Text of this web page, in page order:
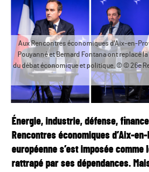
Aux Rencontres économiques d’Aix-en-
Pouyanné et Bernard Fontana ont replacé
du débat économique et politique. © © 26e
Énergie, industrie, défense,
Rencontres économiques d’Aix-
européenne s’est imposée comme
rattrapé par ses dépendances.